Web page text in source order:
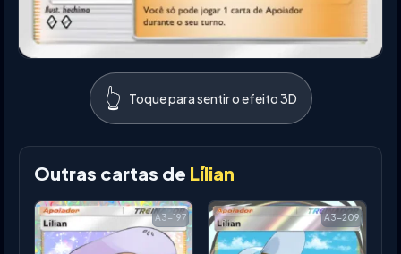
👆 Toque para sentir o efeito 3D
Outras cartas de Lílian
A3-197 A3-209